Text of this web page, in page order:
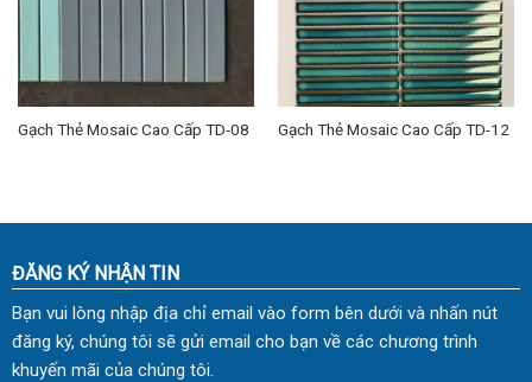
Gạch Thẻ Mosaic Cao Cấp TD-08 Gạch Thẻ Mosaic Cao Cấp TD-12
ĐĂNG KÝ NHẬN TIN
Bạn vui lòng nhập địa chỉ email vào form bên dưới và nhấn nút
đăng ký, chúng tôi sẽ gửi email cho bạn về các chương trình
khuyến mãi của chúng tôi.